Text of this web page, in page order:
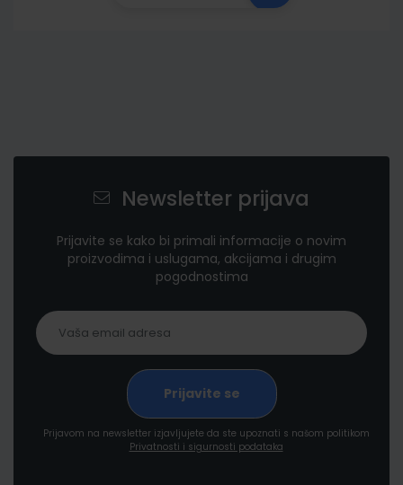
Newsletter prijava
Prijavite se kako bi primali informacije o novim
proizvodima i uslugama, akcijama i drugim
pogodnostima
Prijavom na newsletter izjavljujete da ste upoznati s našom politikom
Privatnosti i sigurnosti podataka